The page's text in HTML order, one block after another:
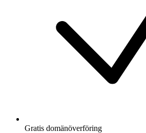
Gratis domänöverföring